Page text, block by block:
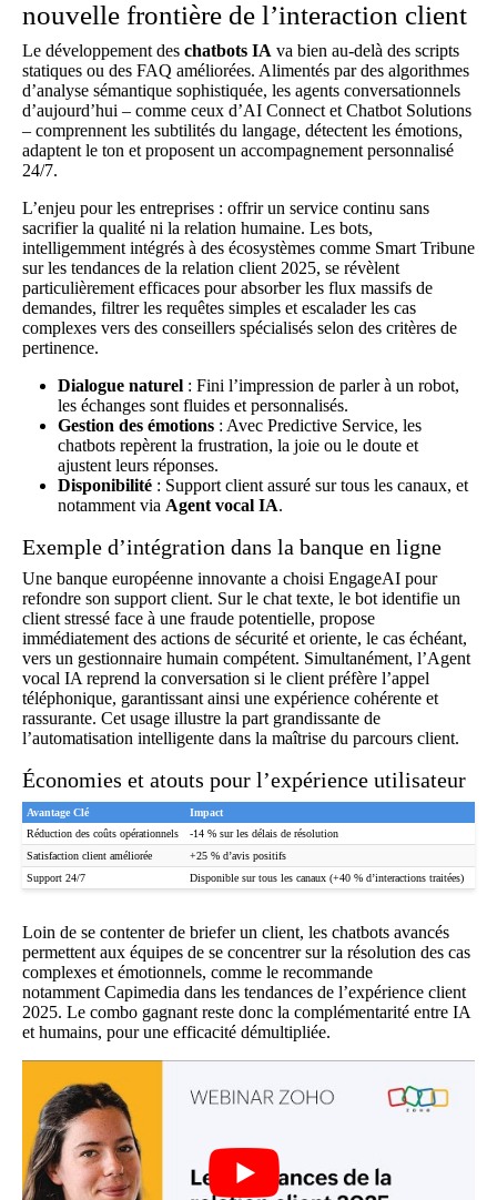
nouvelle frontière de l’interaction client
Le développement des chatbots IA va bien au-delà des scripts
statiques ou des FAQ améliorées. Alimentés par des algorithmes
d’analyse sémantique sophistiquée, les agents conversationnels
d’aujourd’hui – comme ceux d’AI Connect et Chatbot Solutions
– comprennent les subtilités du langage, détectent les émotions,
adaptent le ton et proposent un accompagnement personnalisé
24/7.
L’enjeu pour les entreprises : offrir un service continu sans
sacrifier la qualité ni la relation humaine. Les bots,
intelligemment intégrés à des écosystèmes comme Smart Tribune
sur les tendances de la relation client 2025, se révèlent
particulièrement efficaces pour absorber les flux massifs de
demandes, filtrer les requêtes simples et escalader les cas
complexes vers des conseillers spécialisés selon des critères de
pertinence.
Dialogue naturel : Fini l’impression de parler à un robot,
les échanges sont fluides et personnalisés.
Gestion des émotions : Avec Predictive Service, les
chatbots repèrent la frustration, la joie ou le doute et
ajustent leurs réponses.
Disponibilité : Support client assuré sur tous les canaux, et
notamment via Agent vocal IA.
Exemple d’intégration dans la banque en ligne
Une banque européenne innovante a choisi EngageAI pour
refondre son support client. Sur le chat texte, le bot identifie un
client stressé face à une fraude potentielle, propose
immédiatement des actions de sécurité et oriente, le cas échéant,
vers un gestionnaire humain compétent. Simultanément, l’Agent
vocal IA reprend la conversation si le client préfère l’appel
téléphonique, garantissant ainsi une expérience cohérente et
rassurante. Cet usage illustre la part grandissante de
l’automatisation intelligente dans la maîtrise du parcours client.
Économies et atouts pour l’expérience utilisateur
Avantage Clé
Impact
Réduction des coûts opérationnels
-14 % sur les délais de résolution
Satisfaction client améliorée
+25 % d’avis positifs
Support 24/7
Disponible sur tous les canaux (+40 % d’interactions traitées)
Loin de se contenter de briefer un client, les chatbots avancés
permettent aux équipes de se concentrer sur la résolution des cas
complexes et émotionnels, comme le recommande
notamment Capimedia dans les tendances de l’expérience client
2025. Le combo gagnant reste donc la complémentarité entre IA
et humains, pour une efficacité démultipliée.